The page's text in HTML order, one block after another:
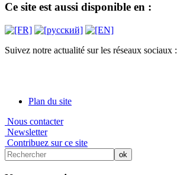
Ce site est aussi disponible en :
Suivez notre actualité sur les réseaux sociaux :
Plan du site
Nous contacter
Newsletter
Contribuez sur ce site